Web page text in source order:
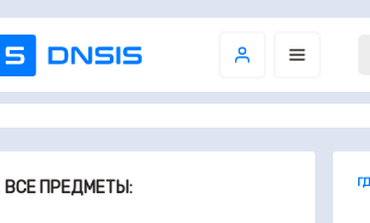
ВСЕ ПРЕДМЕТЫ: